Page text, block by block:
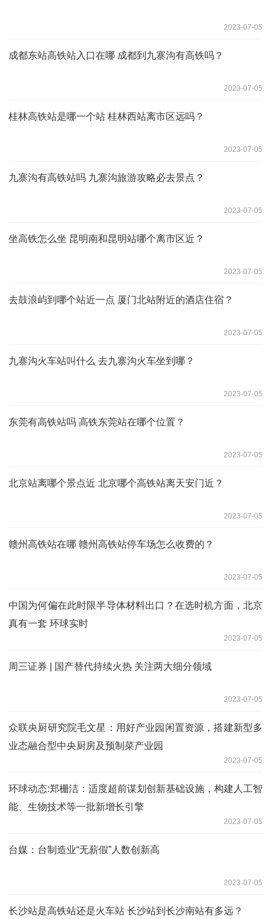
2023-07-05
成都东站高铁站入口在哪 成都到九寨沟有高铁吗？
2023-07-05
桂林高铁站是哪一个站 桂林西站离市区远吗？
2023-07-05
九寨沟有高铁站吗 九寨沟旅游攻略必去景点？
2023-07-05
坐高铁怎么坐 昆明南和昆明站哪个离市区近？
2023-07-05
去鼓浪屿到哪个站近一点 厦门北站附近的酒店住宿？
2023-07-05
九寨沟火车站叫什么 去九寨沟火车坐到哪？
2023-07-05
东莞有高铁站吗 高铁东莞站在哪个位置？
2023-07-05
北京站离哪个景点近 北京哪个高铁站离天安门近？
2023-07-05
赣州高铁站在哪 赣州高铁站停车场怎么收费的？
2023-07-05
中国为何偏在此时限半导体材料出口？在选时机方面，北京
真有一套 环球实时
2023-07-05
周三证券 | 国产替代持续火热 关注两大细分领域
2023-07-05
众联央厨研究院毛文星：用好产业园闲置资源，搭建新型多
业态融合型中央厨房及预制菜产业园
2023-07-05
环球动态:郑栅洁：适度超前谋划创新基础设施，构建人工智
能、生物技术等一批新增长引擎
2023-07-05
台媒：台制造业“无薪假”人数创新高
2023-07-05
长沙站是高铁站还是火车站 长沙站到长沙南站有多远？